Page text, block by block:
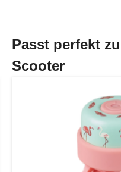
Passt perfekt
Scooter